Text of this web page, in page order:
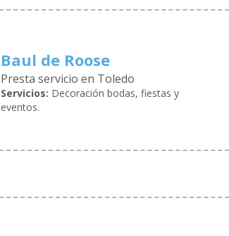
Baul de Roose
Presta servicio en Toledo
Servicios: Decoración bodas, fiestas y
eventos.